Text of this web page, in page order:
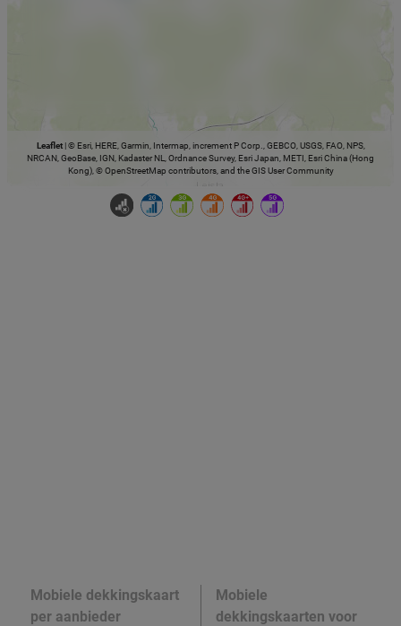
Leaflet © Esri, HERE, Garmin, Intermap, increment P Corp., GEBCO, USGS, FAO, NPS,
NRCAN, GeoBase, IGN, Kadaster NL, Ordnance Survey, Esri Japan, METI, Esri China (Hong
Kong), © OpenStreetMap contributors, and the GIS User Community
Mobiele dekkingskaart
per aanbieder
Mobiele
dekkingskaarten voor